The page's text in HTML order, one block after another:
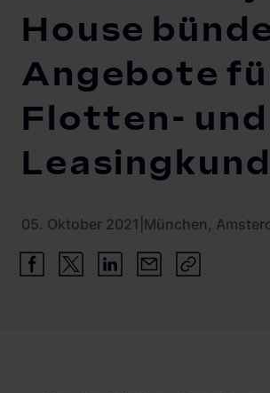
Ladesäulen
PV-fähige Wallboxen
Dienstwagen Wallboxen
Balkonkraftwerke
Ladekabel
Zubehör
Vehicle-to-Grid
Gewerbespeicher
House
Angebote
Flotten- und
05. Oktober 2021 München,